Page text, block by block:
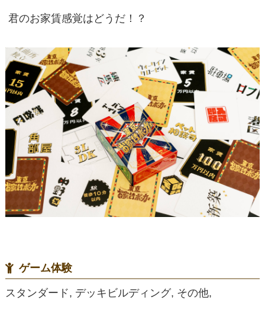
君のお家賃感覚はどうだ！？
ゲーム体験
スタンダード, デッキビルディング, その他,